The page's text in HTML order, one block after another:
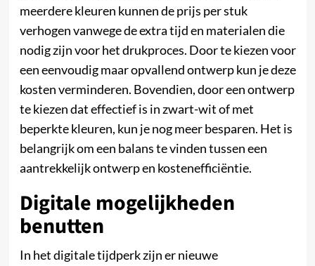
meerdere kleuren kunnen de prijs per stuk
verhogen vanwege de extra tijd en materialen die
nodig zijn voor het drukproces. Door te kiezen voor
een eenvoudig maar opvallend ontwerp kun je deze
kosten verminderen. Bovendien, door een ontwerp
te kiezen dat effectief is in zwart-wit of met
beperkte kleuren, kun je nog meer besparen. Het is
belangrijk om een balans te vinden tussen een
aantrekkelijk ontwerp en kostenefficiëntie.
Digitale mogelijkheden
benutten
In het digitale tijdperk zijn er nieuwe